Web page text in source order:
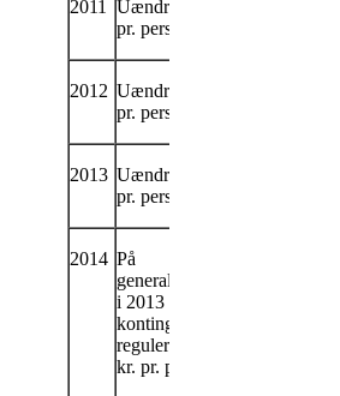
2011
Uændret 250 kr.
pr. person.
2012 Uændret 250 kr.
pr. person.
2013 Uændret 250 kr.
pr. person.
2014 På
generalforsamling
i 2013 blev
kontingentet
reguleret til 300
kr. pr. person.